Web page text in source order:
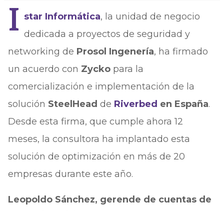
I star Informática, la unidad de negocio
dedicada a proyectos de seguridad y
networking de Prosol Ingenería, ha firmado
un acuerdo con Zyckopara la
comercialización e implementación de la
solución SteelHead de Riverbed en España.
Desde esta firma, que cumple ahora 12
meses, la consultora ha implantado esta
solución de optimización en más de 20
empresas durante este año.
Leopoldo Sánchez, gerende de cuentas de